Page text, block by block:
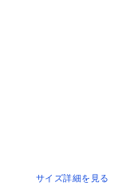
サイズ詳細を見る